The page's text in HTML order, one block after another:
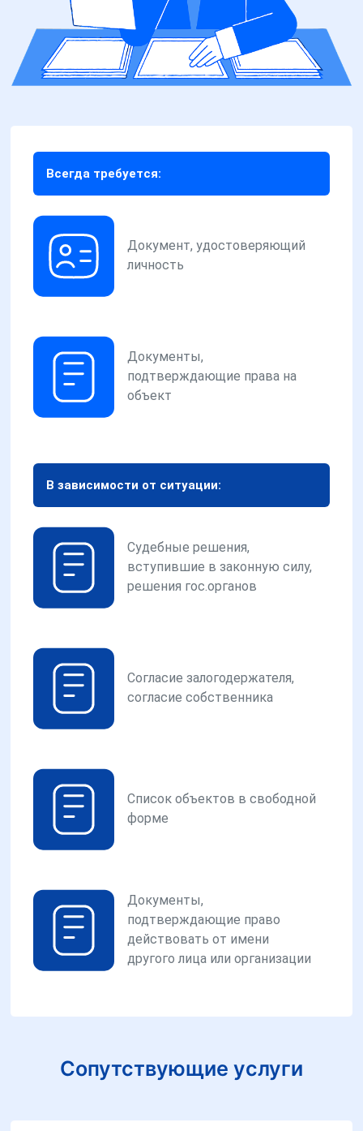
Всегда требуется:
Документ, удостоверяющий
личность
Документы,
подтверждающие права на
объект
В зависимости от ситуации:
Судебные решения,
вступившие в законную силу,
решения гос.органов
Согласие залогодержателя,
согласие собственника
Список объектов в свободной
форме
Документы,
подтверждающие право
действовать от имени
другого лица или организации
Сопутствующие услуги